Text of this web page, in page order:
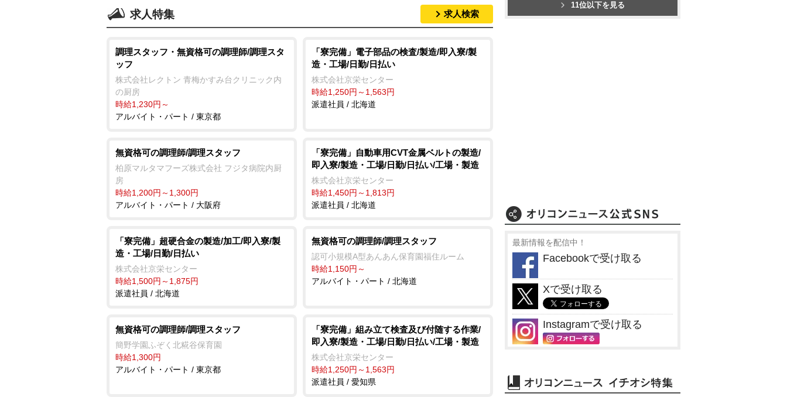
求人特集 求人検索
調理スタッフ・無資格可の調理師/調理スタ
ッフ
株式会社レクトン 青梅かすみ台クリニック内
の厨房
時給1,230円～
アルバイト・パート / 東京都
「寮完備」電子部品の検査/製造/即入寮/製
造・工場/日勤/日払い
株式会社京栄センター
時給1,250円～1,563円
派遣社員 / 北海道
無資格可の調理師/調理スタッフ
柏原マルタマフーズ株式会社 フジタ病院内厨
房
時給1,200円～1,300円
アルバイト・パート / 大阪府
「寮完備」自動車用CVT金属ベルトの製造/
即入寮/製造・工場/日勤/日払い/工場・製造
株式会社京栄センター
時給1,450円～1,813円
派遣社員 / 北海道
「寮完備」超硬合金の製造/加工/即入寮/製
造・工場/日勤/日払い
株式会社京栄センター
時給1,500円～1,875円
派遣社員 / 北海道
無資格可の調理師/調理スタッフ
認可小規模A型あんあん保育園福住ルーム
時給1,150円～
アルバイト・パート / 北海道
無資格可の調理師/調理スタッフ
簡野学園ふぞく北糀谷保育園
時給1,300円
アルバイト・パート / 東京都
「寮完備」組み立て検査及び付随する作業/
即入寮/製造・工場/日勤/日払い/工場・製造
株式会社京栄センター
時給1,250円～1,563円
派遣社員 / 愛知県
11位以下を見る
最新情報を配信中！
Facebookで受け取る
Xで受け取る
Instagramで受け取る